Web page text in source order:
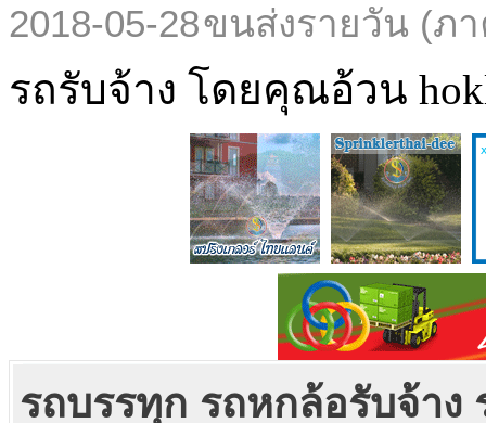
2018-05-28ขนส่งรายวัน (ภ
รถรับจ้าง โดยคุณอ้วน
รถบรรทุก รถหกล้อรับจ้า